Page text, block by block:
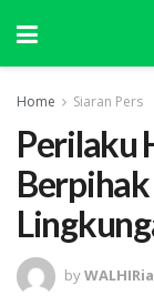
Home Siaran Pers
Perilaku
by